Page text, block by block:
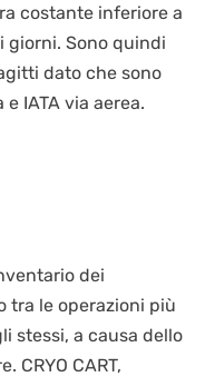
costante inferiore a
giorni. Sono quindi
dato che sono
IATA via aerea.
dei
tra le operazioni più
stessi, a causa dello
CRYO CART,